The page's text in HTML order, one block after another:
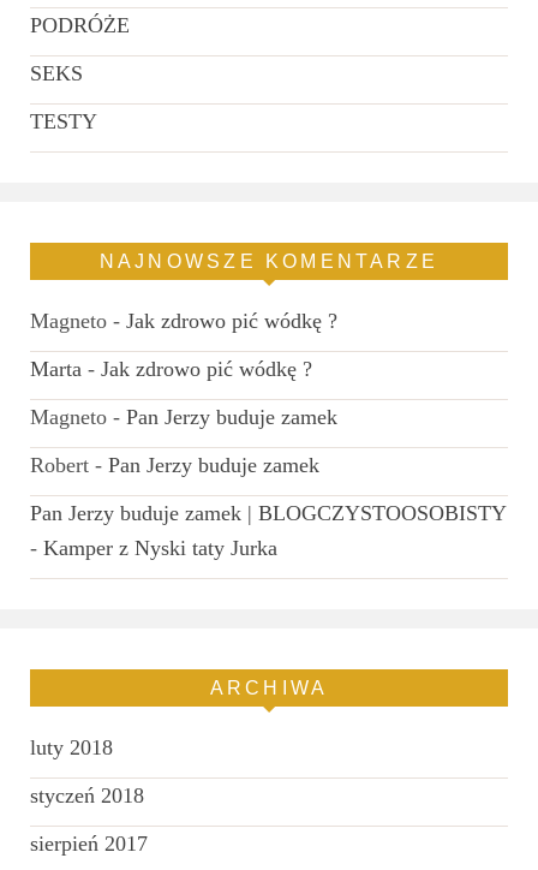
PODRÓŻE
SEKS
TESTY
NAJNOWSZE KOMENTARZE
Magneto - Jak zdrowo pić wódkę ?
Marta - Jak zdrowo pić wódkę ?
Magneto - Pan Jerzy buduje zamek
Robert - Pan Jerzy buduje zamek
Pan Jerzy buduje zamek | BLOGCZYSTOOSOBISTY
- Kamper z Nyski taty Jurka
ARCHIWA
luty 2018
styczeń 2018
sierpień 2017